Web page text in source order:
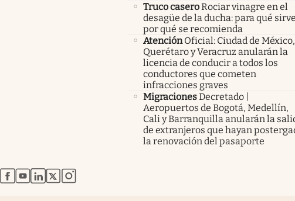
Truco caseroRociar vinagre en el
desagüe de la ducha: para qué
por qué se recomienda
Atención Oficial: Ciudad de México,
Querétaro y Veracruz anularán la
licencia de conducir a todos los
conductores que cometen
infracciones graves
MigracionesDecretado |
Aeropuertos de Bogotá, Medellín,
Cali y Barranquilla anularán la
de extranjeros que hayan
la renovación del pasaporte
abre en nueva pestaña
abre en nueva pestaña
abre en nueva pestaña
abre en nueva pestaña
abre en nueva pestaña